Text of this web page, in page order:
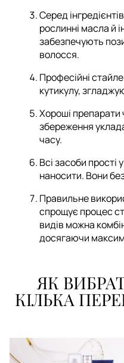
Серед
рослинні масла й
забезпечують
волосся.
Професійні
кутикулу,
Хороші
збереження
часу.
Всі засоби прості
наносити. Вони
Правильне
спрощує процес
видів можна
досягаючи
ЯК
КІЛЬКА